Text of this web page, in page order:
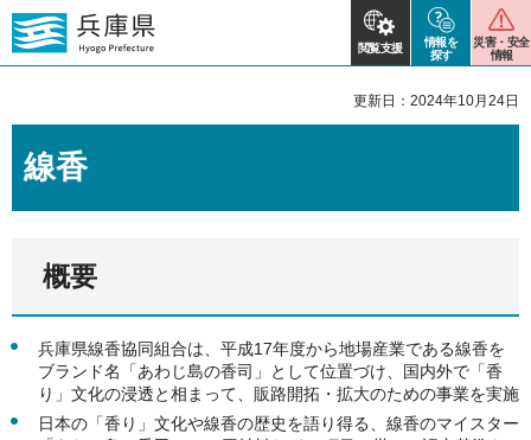
閲覧支援
情報を
探す
災害・安全
情報
更新日：2024年10月24日
線香
概要
兵庫県線香協同組合は、平成17年度から地場産業である線香を
ブランド名「あわじ島の香司」として位置づけ、国内外で「香
り」文化の浸透と相まって、販路開拓・拡大のための事業を実施
日本の「香り」文化や線香の歴史を語り得る、線香のマイスター